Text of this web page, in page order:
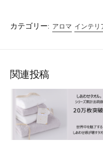
カテゴリー: アロマ インテリ
関連投稿